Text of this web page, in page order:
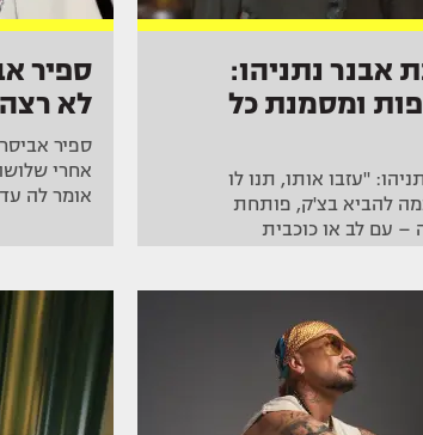
אבנר נתניהו:
ומסמנת כל
"עזבו אותו, תנו לו
להביא בצ'ק, פותחת
– עם לב או כוכבית
ספיר
לא
ספיר
אחרי
אומר לה